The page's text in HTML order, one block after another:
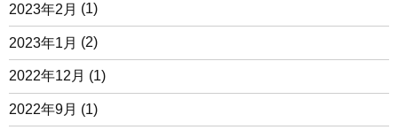
2023年2月 (1)
2023年1月 (2)
2022年12月 (1)
2022年9月 (1)